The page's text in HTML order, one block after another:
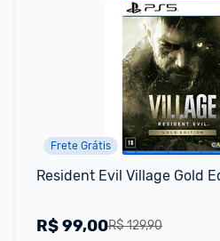
Frete Grátis
Resident Evil Village Gold
R$ 129,90
R$99,00